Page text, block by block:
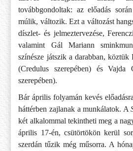
továbbgondoltak: az előadás
múlik, változik. Ezt a változást
díszlet- és jelmeztervezése,
valamint Gál Mariann
színésze játszik a darabban,
(Credulus szerepében) és Vajda
szerepében).
Bár április folyamán kevés
háttérben zajlanak a munkálatok. A
két alkalommal tekintheti meg a
április 17-én, csütörtökön kerül
szerdán tűzik még műsorra. A